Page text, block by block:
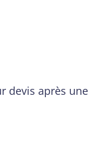
devis après une